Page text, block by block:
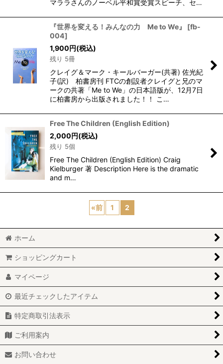
マララさんのノーベル平和賞受賞スピーチ、セ…
『世界を変える！みんなの力 Me to We』 [fb-
004]
1,900円(税込)
残り 5冊
クレイグ＆マーク・キールバーガー(共著) 佐光紀
子(訳) 柏書房刊 FTCの創設者クレイグと兄のマ
ークの共著「Me to We」の日本語版が、12月7日
に柏書房から出版されました！！ こ…
Free The Children (English Edition)
2,000円(税込)
残り 5個
Free The Children (English Edition) Craig
Kielburger 著 Description Here is the dramatic
and m…
«前 1 2
ホーム
ショッピングカート
マイページ
最近チェックしたアイテム
特定商取引法表示
ご利用案内
お問い合わせ